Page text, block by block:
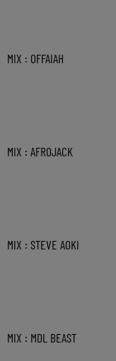
MIX : OFFAIAH
MIX : AFROJACK
MIX : STEVE AOKI
MIX : MDL BEAST